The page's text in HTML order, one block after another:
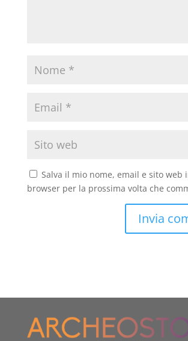
Salva il mio nome, email e sito web
browser per la prossima volta che